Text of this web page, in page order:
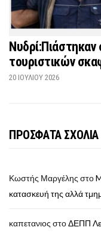
Νυδρί:Πιάστηκαν
τουριστικών
20 ΙΟΥΛΊΟΥ 2026
ΠΡΟΣΦΑΤΑ ΣΧΟΛΙΑ
Κωστής Μαργέλης στο
κατασκευή της αλλά
καπετανιος στοΔΕΠΠ